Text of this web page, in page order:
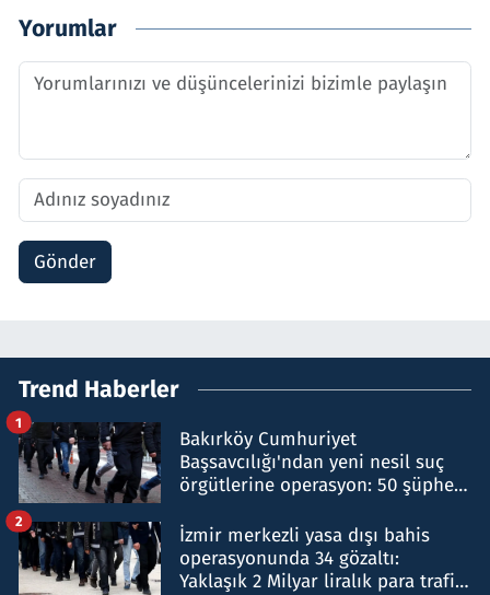
Yorumlar
Gönder
Trend Haberler
Bakırköy Cumhuriyet
Başsavcılığı'ndan yeni nesil suç
örgütlerine operasyon: 50 şüpheli
1
İzmir merkezli yasa dışı bahis
operasyonunda 34 gözaltı:
Yaklaşık 2 Milyar liralık para trafiği
2